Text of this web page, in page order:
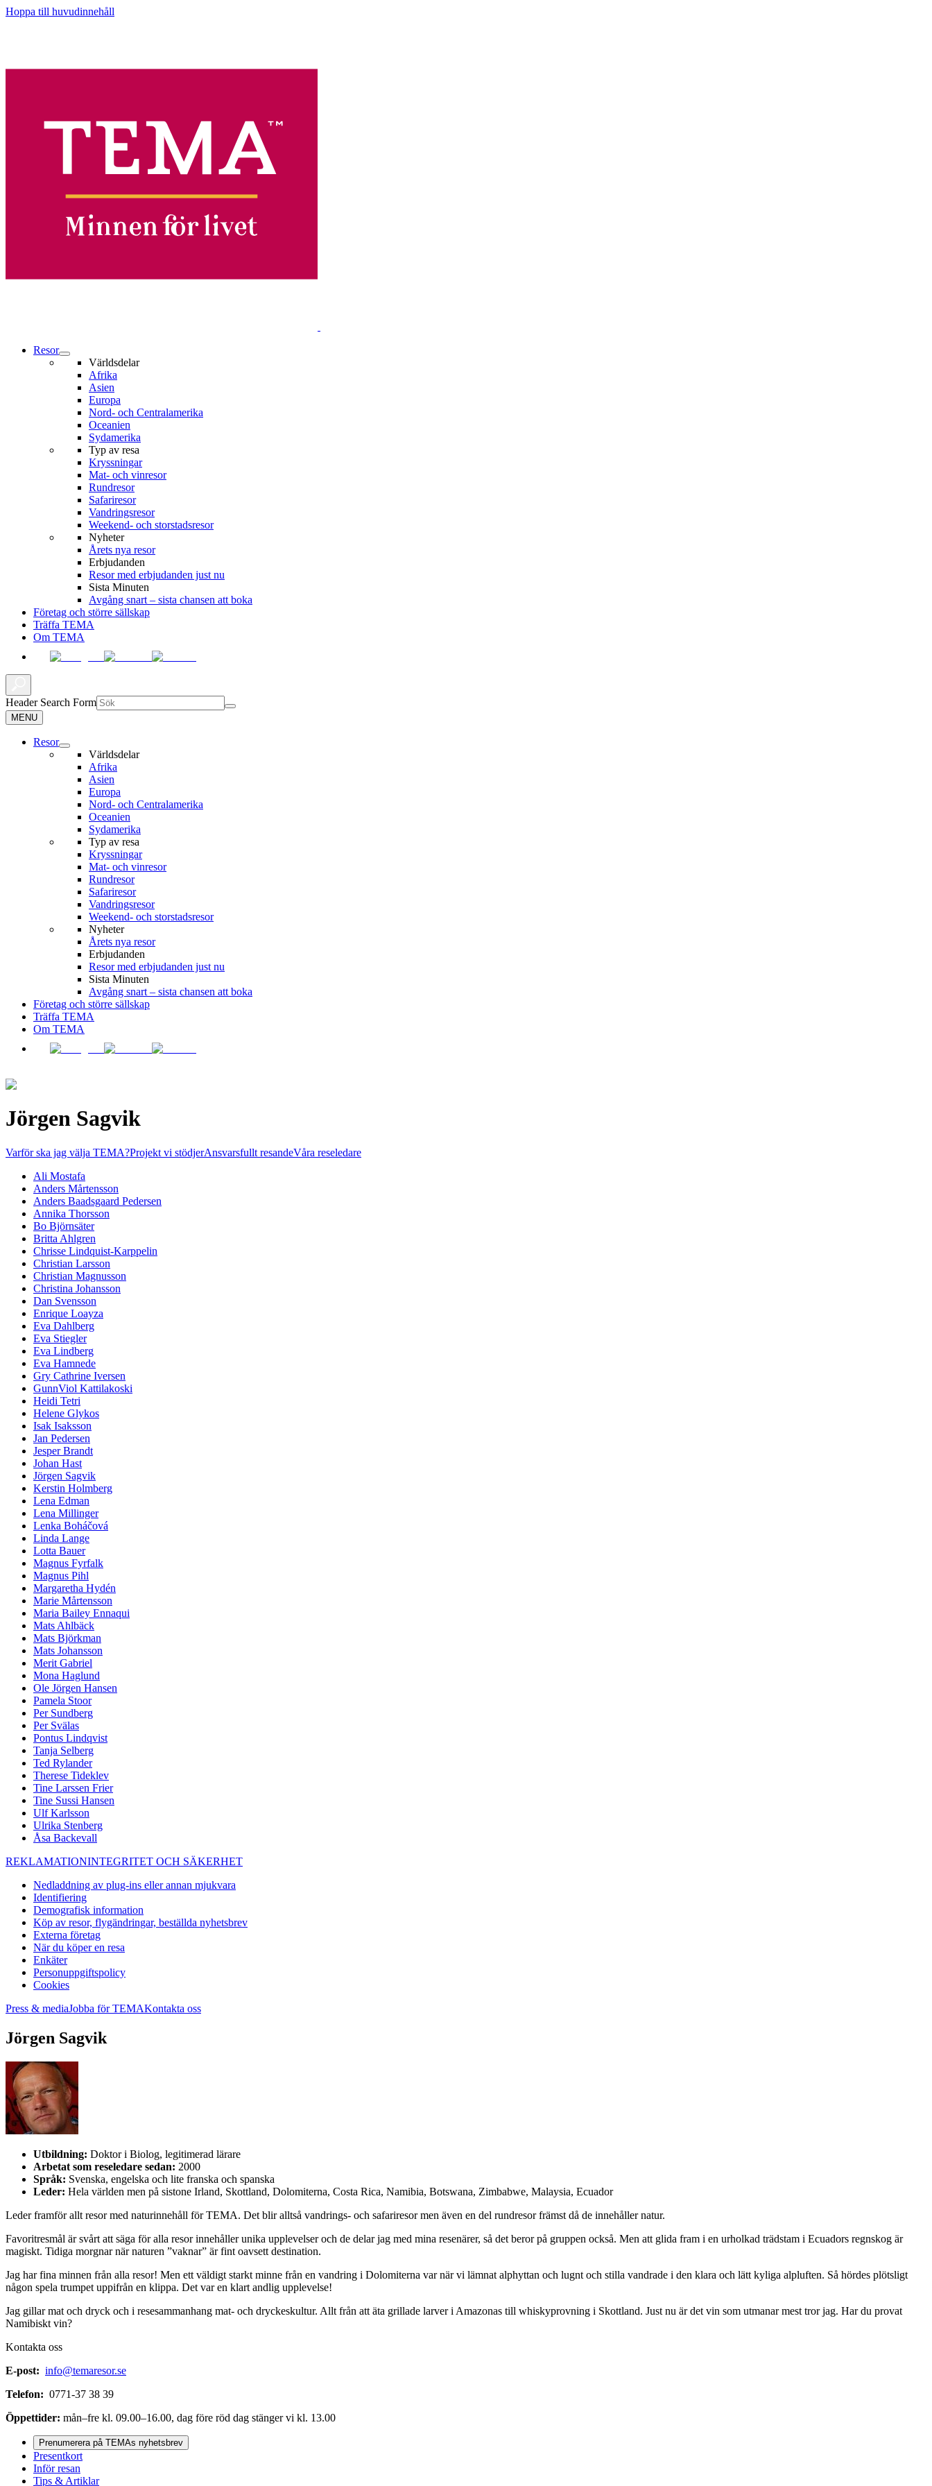
Hoppa till huvudinnehåll
Resor
Världsdelar
Afrika
Asien
Europa
Nord- och Centralamerika
Oceanien
Sydamerika
Typ av resa
Kryssningar
Mat- och vinresor
Rundresor
Safariresor
Vandringsresor
Weekend- och storstadsresor
Nyheter
Årets nya resor
Erbjudanden
Resor med erbjudanden just nu
Sista Minuten
Avgång snart – sista chansen att boka
Företag och större sällskap
Träffa TEMA
Om TEMA
Header Search Form
MENU
Resor
Världsdelar
Afrika
Asien
Europa
Nord- och Centralamerika
Oceanien
Sydamerika
Typ av resa
Kryssningar
Mat- och vinresor
Rundresor
Safariresor
Vandringsresor
Weekend- och storstadsresor
Nyheter
Årets nya resor
Erbjudanden
Resor med erbjudanden just nu
Sista Minuten
Avgång snart – sista chansen att boka
Företag och större sällskap
Träffa TEMA
Om TEMA
Jörgen Sagvik
Varför ska jag välja TEMA?Projekt vi stödjerAnsvarsfullt resandeVåra reseledare
Ali Mostafa
Anders Mårtensson
Anders Baadsgaard Pedersen
Annika Thorsson
Bo Björnsäter
Britta Ahlgren
Chrisse Lindquist-Karppelin
Christian Larsson
Christian Magnusson
Christina Johansson
Dan Svensson
Enrique Loayza
Eva Dahlberg
Eva Stiegler
Eva Lindberg
Eva Hamnede
Gry Cathrine Iversen
GunnViol Kattilakoski
Heidi Tetri
Helene Glykos
Isak Isaksson
Jan Pedersen
Jesper Brandt
Johan Hast
Jörgen Sagvik
Kerstin Holmberg
Lena Edman
Lena Millinger
Lenka Boháčová
Linda Lange
Lotta Bauer
Magnus Fyrfalk
Magnus Pihl
Margaretha Hydén
Marie Mårtensson
Maria Bailey Ennaqui
Mats Ahlbäck
Mats Björkman
Mats Johansson
Merit Gabriel
Mona Haglund
Ole Jörgen Hansen
Pamela Stoor
Per Sundberg
Per Svälas
Pontus Lindqvist
Tanja Selberg
Ted Rylander
Therese Tideklev
Tine Larssen Frier
Tine Sussi Hansen
Ulf Karlsson
Ulrika Stenberg
Åsa Backevall
REKLAMATIONINTEGRITET OCH SÄKERHET
Nedladdning av plug-ins eller annan mjukvara
Identifiering
Demografisk information
Köp av resor, flygändringar, beställda nyhetsbrev
Externa företag
När du köper en resa
Enkäter
Personuppgiftspolicy
Cookies
Press & mediaJobba för TEMAKontakta oss
Jörgen Sagvik
Utbildning: Doktor i Biolog, legitimerad lärare
Arbetat som reseledare sedan: 2000
Språk: Svenska, engelska och lite franska och spanska
Leder: Hela världen men på sistone Irland, Skottland, Dolomiterna, Costa Rica, Namibia, Botswana, Zimbabwe, Malaysia, Ecuador
Leder framför allt resor med naturinnehåll för TEMA. Det blir alltså vandrings- och safariresor men även en del rundresor främst då de innehåller natur.
Favoritresmål är svårt att säga för alla resor innehåller unika upplevelser och de delar jag med mina resenärer, så det beror på gruppen också. Men att glida fram i en urholkad trädstam i Ecuadors regnskog är
magiskt. Tidiga morgnar när naturen ”vaknar” är fint oavsett destination.
Jag har fina minnen från alla resor! Men ett väldigt starkt minne från en vandring i Dolomiterna var när vi lämnat alphyttan och lugnt och stilla vandrade i den klara och lätt kyliga alpluften. Så hördes plötsligt
någon spela trumpet uppifrån en klippa. Det var en klart andlig upplevelse!
Jag gillar mat och dryck och i resesammanhang mat- och dryckeskultur. Allt från att äta grillade larver i Amazonas till whiskyprovning i Skottland. Just nu är det vin som utmanar mest tror jag. Har du provat
Namibiskt vin?
Kontakta oss
E-post: info@temaresor.se
Telefon: 0771-37 38 39
Öppettider: mån–fre kl. 09.00–16.00, dag före röd dag stänger vi kl. 13.00
Prenumerera på TEMAs nyhetsbrev
Presentkort
Inför resan
Tips & Artiklar